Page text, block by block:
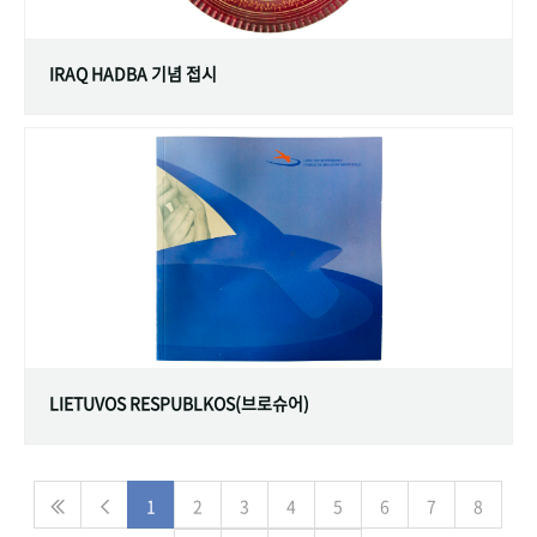
IRAQ HADBA 기념 접시
LIETUVOS RESPUBLKOS(브로슈어)
1 2 3 4 5 6 7 8